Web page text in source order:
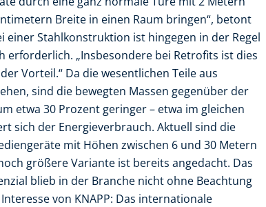
Breite in einen Raum bringen“, betont
einer Stahlkonstruktion ist hingegen in der Regel
erforderlich. „Insbesondere bei Retrofits ist dies
Vorteil.“ Da die wesentlichen Teile aus
sind die bewegten Massen gegenüber der
etwa 30 Prozent geringer – etwa im gleichen
sich der Energieverbrauch. Aktuell sind die
mit Höhen zwischen 6 und 30 Metern
größere Variante ist bereits angedacht. Das
blieb in der Branche nicht ohne Beachtung
von KNAPP: Das internationale